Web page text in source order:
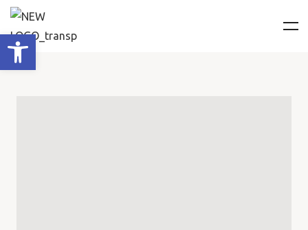
Ανοίξτε τη γραμμή εργαλείων